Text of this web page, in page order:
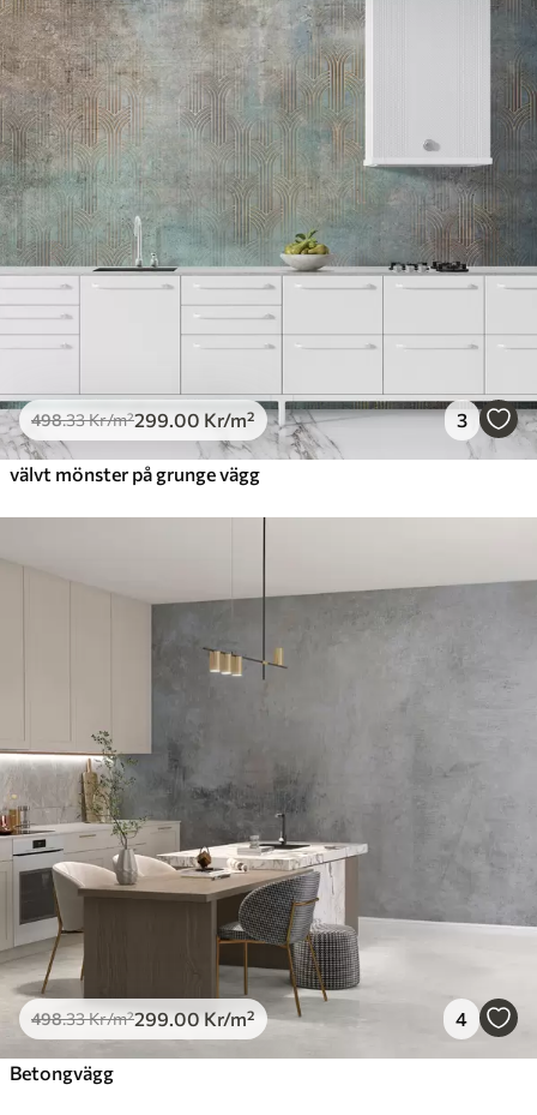
498.33Kr/m²299 .00 Kr/m² 3
välvt mönster på grunge vägg
498.33Kr/m²299.00Kr/m² 4
Betongvägg